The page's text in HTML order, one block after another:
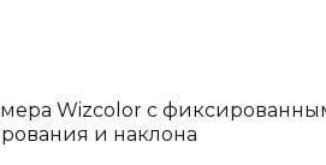
Wizcolor с
и наклона